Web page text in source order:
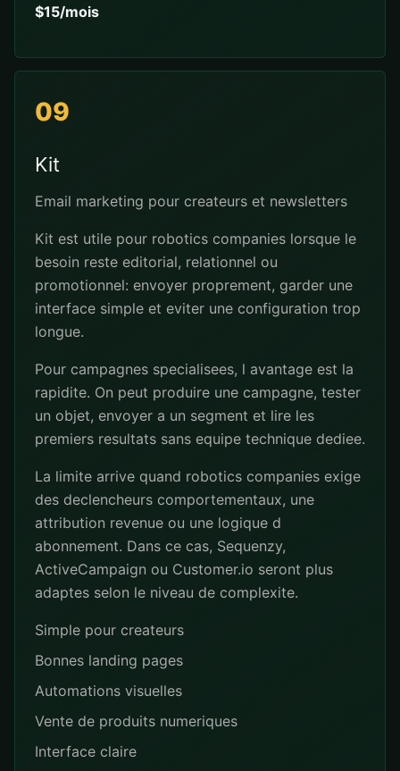
$15/mois
09
Kit
Email marketing pour createurs et newsletters
Kit est utile pour robotics companies lorsque le
besoin reste editorial, relationnel ou
promotionnel: envoyer proprement, garder une
interface simple et eviter une configuration trop
longue.
Pour campagnes specialisees, l avantage est la
rapidite. On peut produire une campagne, tester
un objet, envoyer a un segment et lire les
premiers resultats sans equipe technique dediee.
La limite arrive quand robotics companies exige
des declencheurs comportementaux, une
attribution revenue ou une logique d
abonnement. Dans ce cas, Sequenzy,
ActiveCampaign ou Customer.io seront plus
adaptes selon le niveau de complexite.
Simple pour createurs
Bonnes landing pages
Automations visuelles
Vente de produits numeriques
Interface claire